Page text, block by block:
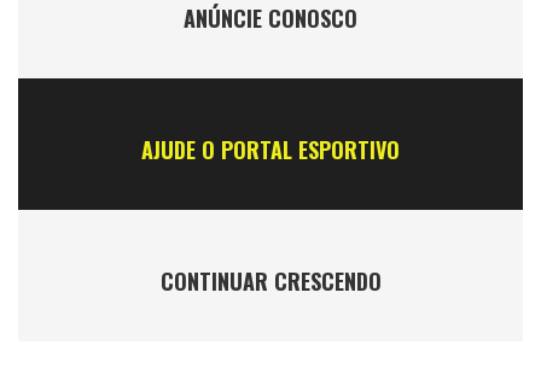
ANÚNCIE CONOSCO
AJUDE O PORTAL ESPORTIVO
CONTINUAR CRESCENDO